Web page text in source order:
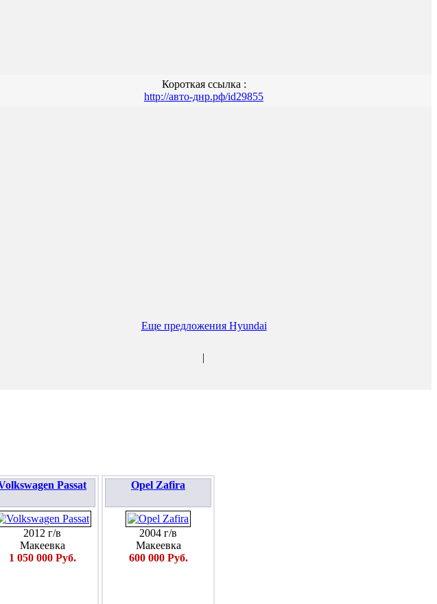
Короткая ссылка :
http://авто-днр.рф/id29855
Еще предложения Hyundai
|
Passat
2012 г/в
Макеевка
1 050 000 Руб.
Opel Zafira
2004 г/в
Макеевка
600 000 Руб.